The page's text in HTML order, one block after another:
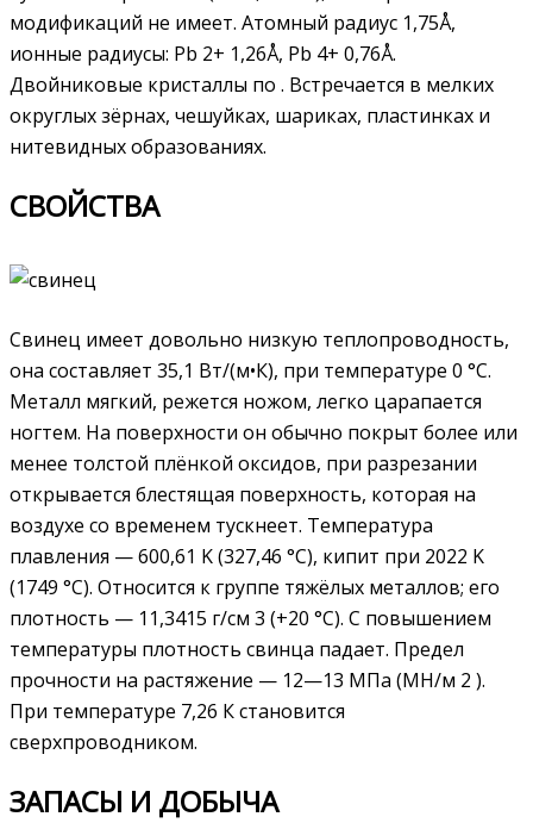
модификаций не имеет. Атомный радиус 1,75Å,
ионные радиусы: Рb 2+ 1,26Å, Рb 4+ 0,76Å.
Двойниковые кристаллы по . Встречается в мелких
округлых зёрнах, чешуйках, шариках, пластинках и
нитевидных образованиях.
СВОЙСТВА
Свинец имеет довольно низкую теплопроводность,
она составляет 35,1 Вт/(м•К), при температуре 0 °C.
Металл мягкий, режется ножом, легко царапается
ногтем. На поверхности он обычно покрыт более или
менее толстой плёнкой оксидов, при разрезании
открывается блестящая поверхность, которая на
воздухе со временем тускнеет. Температура
плавления — 600,61 K (327,46 °C), кипит при 2022 K
(1749 °C). Относится к группе тяжёлых металлов; его
плотность — 11,3415 г/см 3 (+20 °С). С повышением
температуры плотность свинца падает. Предел
прочности на растяжение — 12—13 МПа (МН/м 2 ).
При температуре 7,26 К становится
сверхпроводником.
ЗАПАСЫ И ДОБЫЧА